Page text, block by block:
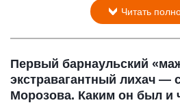
Читать
Первый барнаульский
экстравагантный лихач —
Морозова. Каким он был и